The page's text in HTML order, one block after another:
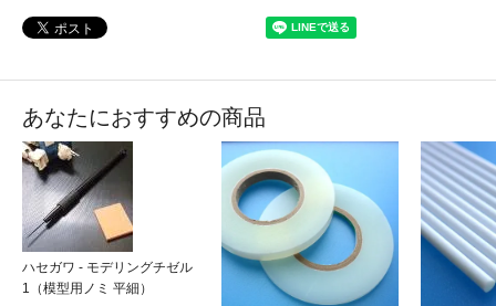
あなたにおすすめの商品
ハセガワ - モデリングチゼル
1（模型用ノミ 平細）